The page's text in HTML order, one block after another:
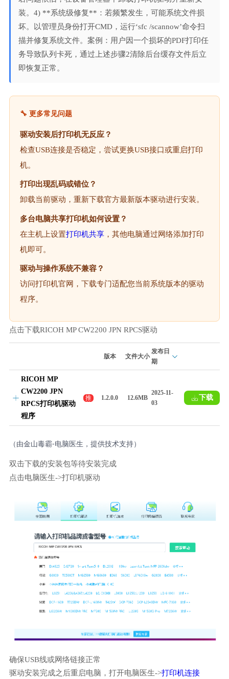
装。4) **系统级修复**：若频繁发生，可能系统文件损
坏。以管理员身份打开CMD，运行‘sfc /scannow’命令扫
描并修复系统文件。案例：用户因一个损坏的PDF打印任
务导致队列卡死，通过上述步骤2清除后台缓存文件后立
即恢复正常。
🔧 更多常见问题
驱动安装后打印机无反应？
检查USB连接是否稳定，尝试更换USB接口或重启打印
机。
打印出现乱码或错位？
卸载当前驱动，重新下载官方最新版本驱动进行安装。
多台电脑共享打印机如何设置？
在主机上设置打印机共享，其他电脑通过网络添加打印
机即可。
驱动与操作系统不兼容？
访问打印机官网，下载专门适配您当前系统版本的驱动
程序。
点击下载RICOH MP CW2200 JPN RPCS驱动
版本 文件大小
发布日
期
RICOH MP
CW2200 JPN
RPCS打印机驱动
程序
推
1.2.0.0 12.6MB
2025-11-
03
下载
（由金山毒霸-电脑医生，提供技术支持）
双击下载的安装包等待安装完成
点击电脑医生->打印机驱动
确保USB线或网络链接正常
驱动安装完成之后重启电脑，打开电脑医生->打印机连接